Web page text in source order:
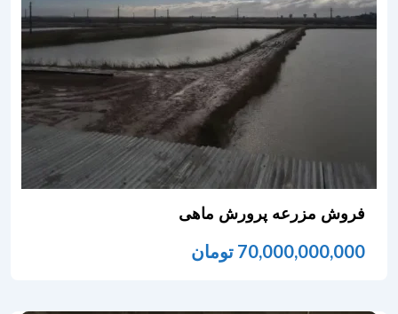
فروش مزرعه پرورش ماهی
70,000,000,000 تومان